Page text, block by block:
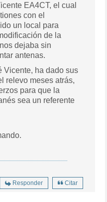
EA4CT, el cual
con el
un local para
de la
dejaba sin
antenas.
Vicente, ha dado sus
relevo meses atrás,
para que la
sea un referente
Responder Citar